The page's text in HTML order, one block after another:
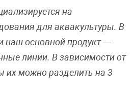
на
для аквакультуры. В
наш основной продукт —
линии. В зависимости от
их можно разделить на 3